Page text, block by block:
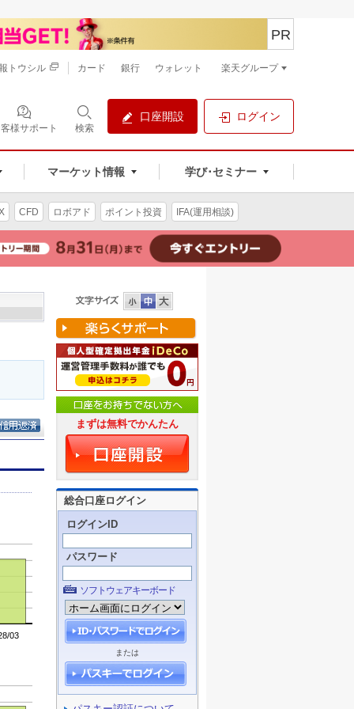
様サポート 検索
口座開設 ログイン
マーケット情報 学び･セミナー
PR
トウシル カード 銀行 ウォレット 楽天グループ
CFD ロボアド ポイント投資 IFA(運用相談)
まずは無料でかんたん
総合口座ログイン
ログインID
パスワード
ソフトウェアキーボード
または